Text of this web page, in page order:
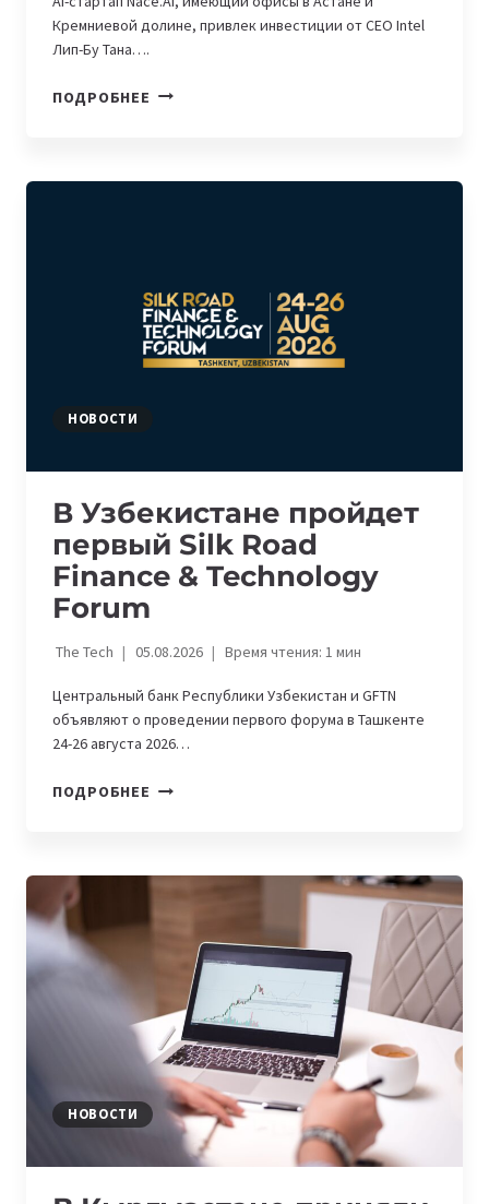
Кремниевой долине, привлек инвестиции от CEO Intel
Лип-Бу Тана….
ПОДРОБНЕЕ CEO
НОВОСТИ
В Узбекистане пройдет
первый Silk Road
Finance & Technology
Forum
The Tech 05.08.2026 Время чтения: 1мин
Центральный банк Республики Узбекистан и GFTN
объявляют о проведении первого форума в Ташкенте
24-26 августа 2026…
ПОДРОБНЕЕ В
FINANCE
TECHNOLOGY
FORUM
НОВОСТИ